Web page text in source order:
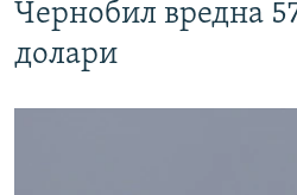
Чернобил вредна
долари